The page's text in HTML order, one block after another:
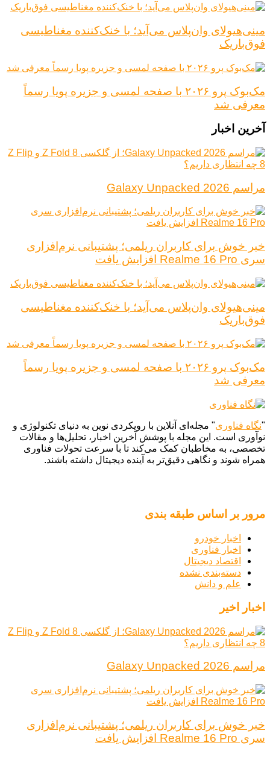
مینی‌هیولای وان‌پلاس می‌آید؛ با خنک‌کننده مغناطیسی
فوق‌باریک
مک‌بوک پرو ۲۰۲۶ با صفحه لمسی و جزیره پویا رسماً
معرفی شد
آخرین اخبار
مراسم Galaxy Unpacked 2026
خبر خوش برای کاربران ریلمی؛ پشتیبانی نرم‌افزاری
سری Realme 16 Pro افزایش یافت
مینی‌هیولای وان‌پلاس می‌آید؛ با خنک‌کننده مغناطیسی
فوق‌باریک
مک‌بوک پرو ۲۰۲۶ با صفحه لمسی و جزیره پویا رسماً
معرفی شد
"نگاه فناوری" مجله‌ای آنلاین با رویکردی نوین به دنیای تکنولوژی و
نوآوری است. این مجله با پوشش آخرین اخبار، تحلیل‌ها و مقالات
تخصصی، به مخاطبان کمک می‌کند تا با سرعت تحولات فناوری
همراه شوند و نگاهی دقیق‌تر به آینده دیجیتال داشته باشند.
مرور بر اساس طبقه بندی
اخبار خودرو
اخبار فناوری
اقتصاد دیجیتال
دسته‌بندی نشده
علم و دانش
اخبار اخیر
مراسم Galaxy Unpacked 2026
خبر خوش برای کاربران ریلمی؛ پشتیبانی نرم‌افزاری
سری Realme 16 Pro افزایش یافت